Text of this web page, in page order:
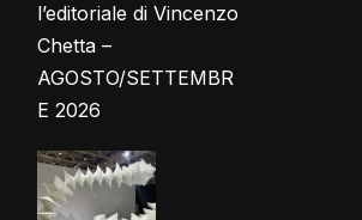
l’editoriale di Vincenzo
Chetta –
AGOSTO/SETTEMBR
E 2026